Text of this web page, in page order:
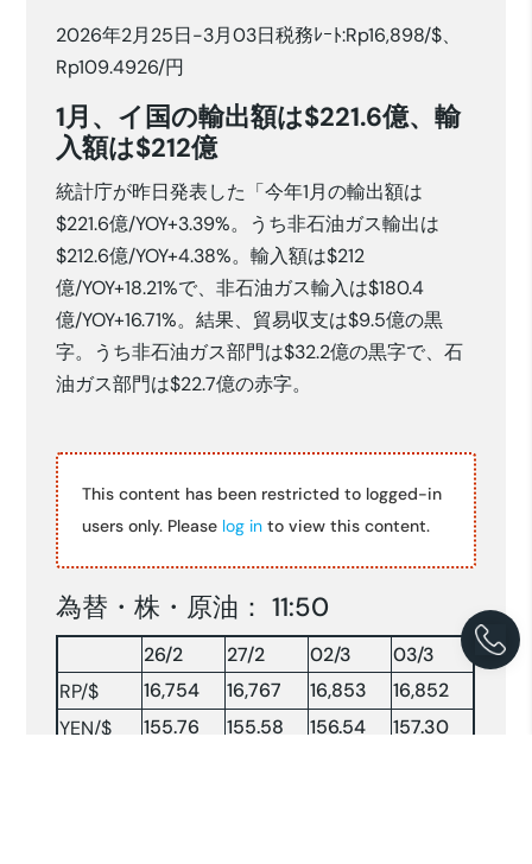
2026年2月25日-3月03日税務ﾚｰﾄ:Rp16,898/$、
Rp109.4926/円
1月、イ国の輸出額は$221.6億、輸
入額は$212億
統計庁が昨日発表した「今年1月の輸出額は
$221.6億/YOY+3.39%。うち非石油ガス輸出は
$212.6億/YOY+4.38%。輸入額は$212
億/YOY+18.21%で、非石油ガス輸入は$180.4
億/YOY+16.71%。結果、貿易収支は$9.5億の黒
字。うち非石油ガス部門は$32.2億の黒字で、石
油ガス部門は$22.7億の赤字。
This content has been restricted to logged-in
users only. Please log in to view this content.
為替・株・原油： 11:50
26/2 27/2 02/3
03/3
RP/$
16,754 16,767 16,853
16,852
YEN/$
155.76 155.58 156.54
157.30